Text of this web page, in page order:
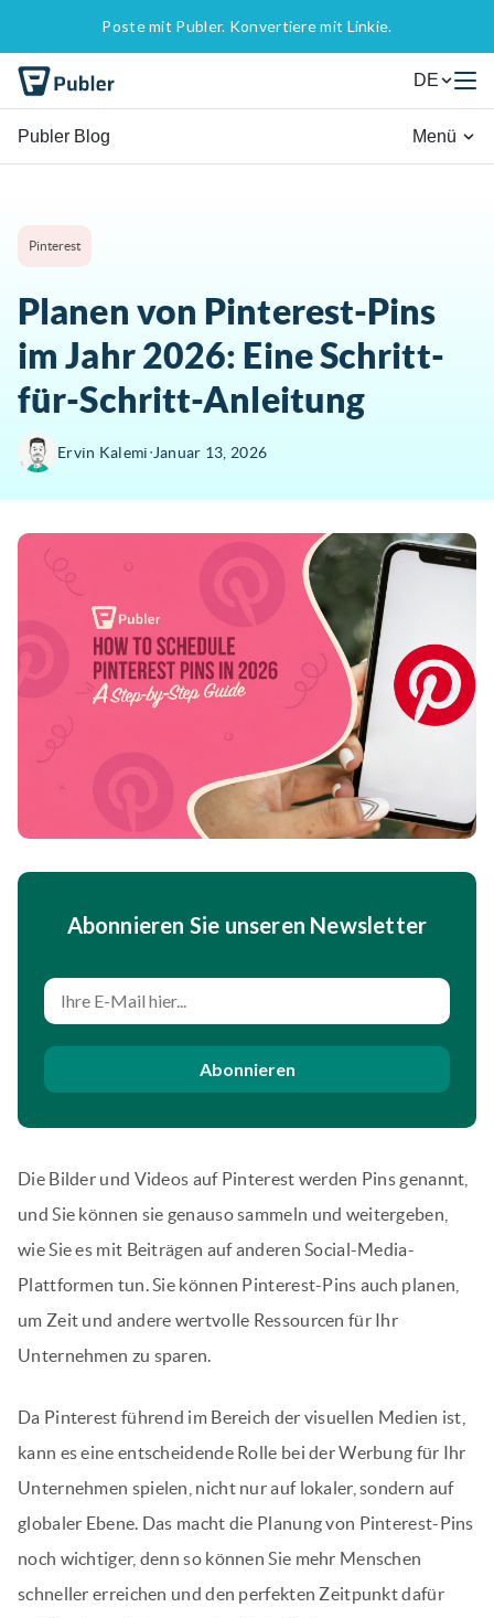
Poste mit Publer. Konvertiere mit Linkie.
DE
Publer Blog Menü
Pinterest
Planen von Pinterest-Pins
im Jahr 2026: Eine Schritt-
für-Schritt-Anleitung
Ervin Kalemi∙Januar 13, 2026
Abonnieren Sie unseren Newsletter
Abonnieren
Die Bilder und Videos auf Pinterest werden Pins genannt,
und Sie können sie genauso sammeln und weitergeben,
wie Sie es mit Beiträgen auf anderen Social-Media-
Plattformen tun. Sie können Pinterest-Pins auch planen,
um Zeit und andere wertvolle Ressourcen für Ihr
Unternehmen zu sparen.
Da Pinterest führend im Bereich der visuellen Medien ist,
kann es eine entscheidende Rolle bei der Werbung für Ihr
Unternehmen spielen, nicht nur auf lokaler, sondern auf
globaler Ebene. Das macht die Planung von Pinterest-Pins
noch wichtiger, denn so können Sie mehr Menschen
schneller erreichen und den perfekten Zeitpunkt dafür